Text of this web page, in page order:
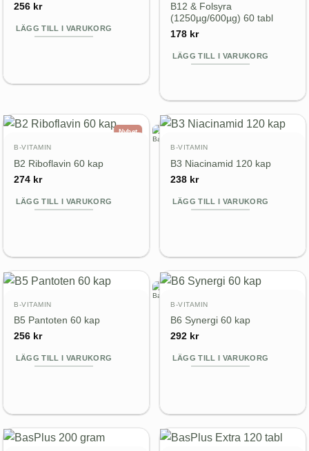
256 kr
LÄGG TILL I VARUKORG
B12 & Folsyra
(1250µg/600µg) 60 tabl
178 kr
LÄGG TILL I VARUKORG
Nyhet
B-VITAMIN
B2 Riboflavin 60 kap
274 kr
LÄGG TILL I VARUKORG
B-VITAMIN
B3 Niacinamid 120 kap
238 kr
LÄGG TILL I VARUKORG
B-VITAMIN
B5 Pantoten 60 kap
256 kr
LÄGG TILL I VARUKORG
B-VITAMIN
B6 Synergi 60 kap
292 kr
LÄGG TILL I VARUKORG